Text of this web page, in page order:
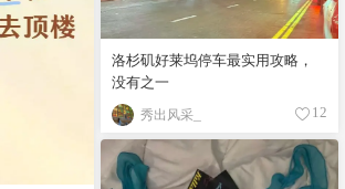
洛杉矶好莱坞停车最实用攻略，
没有之一
秀出风采_ 12